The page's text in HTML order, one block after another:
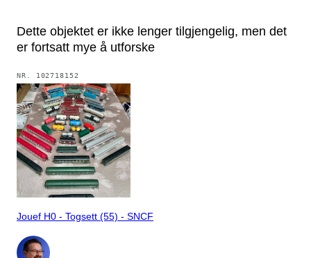
Dette objektet er ikke lenger tilgjengelig, men det
er fortsatt mye å utforske
NR. 102718152
Jouef H0 - Togsett (55) - SNCF